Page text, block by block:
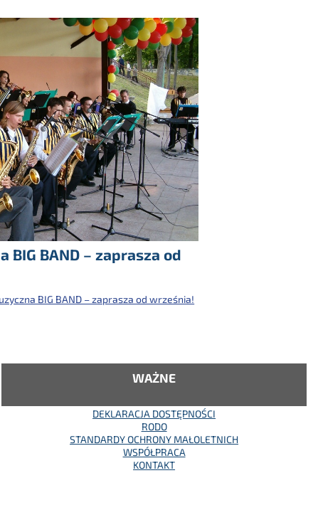
BIG BAND – zaprasza od
BIG BAND – zaprasza od września!
WAŻNE
DEKLARACJA DOSTĘPNOŚCI
RODO
STANDARDY OCHRONY MAŁOLETNICH
WSPÓŁPRACA
KONTAKT